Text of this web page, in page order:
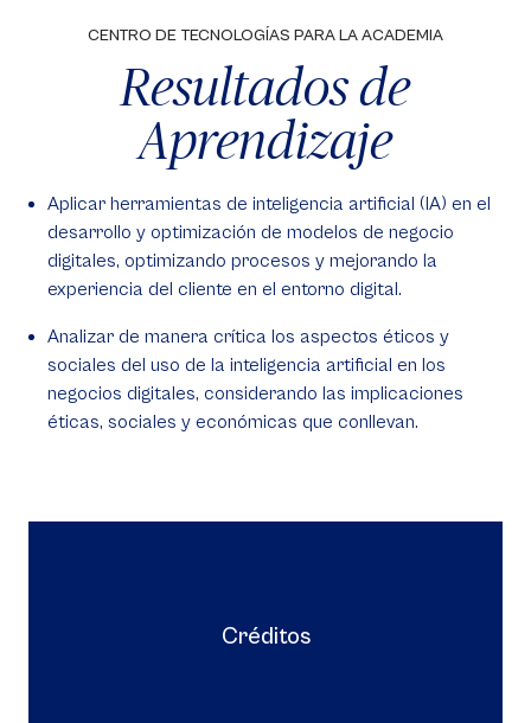
CENTRO DE TECNOLOGÍAS PARA LA ACADEMIA
Resultados de
Aprendizaje
Aplicar herramientas de inteligencia artificial (IA) en el
desarrollo y optimización de modelos de negocio
digitales, optimizando procesos y mejorando la
experiencia del cliente en el entorno digital.
Analizar de manera crítica los aspectos éticos y
sociales del uso de la inteligencia artificial en los
negocios digitales, considerando las implicaciones
éticas, sociales y económicas que conllevan.
Créditos